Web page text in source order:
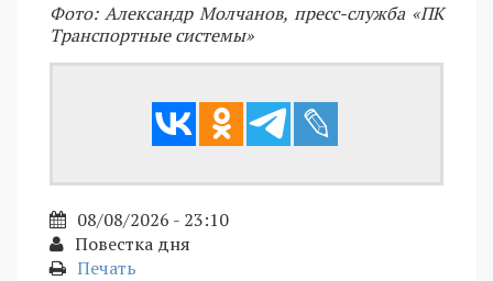
Фото: Александр Молчанов, пресс-служба «ПК
Транспортные системы»
08/08/2026 - 23:10
Повестка дня
Печать